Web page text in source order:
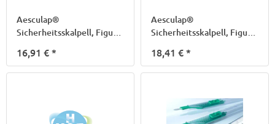
Aesculap®
Sicherheitsskalpell, Figur
16,91 €*
Aesculap®
Sicherheitsskalpell, Figur
18,41 €*